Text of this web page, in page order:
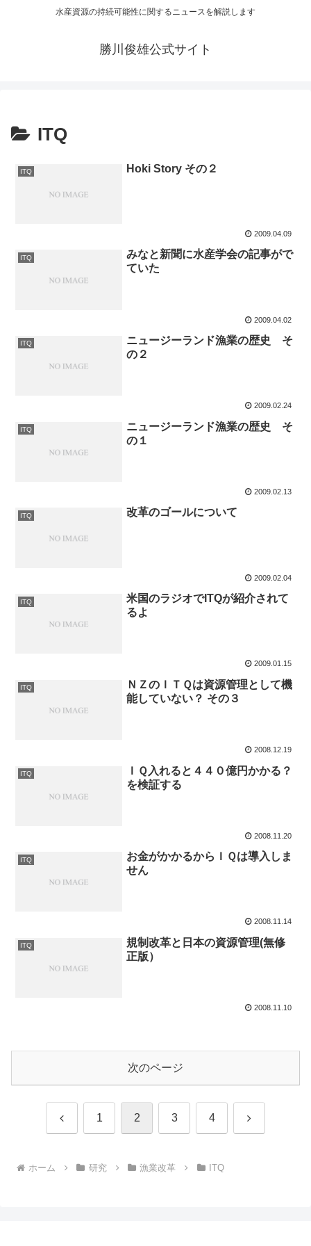
水産資源の持続可能性に関するニュースを解説します
勝川俊雄公式サイト
ITQ
ITQ Hoki Story その２
2009.04.09
ITQ
みなと新聞に水産学会の記事がで
ていた
2009.04.02
ITQ
ニュージーランド漁業の歴史 そ
の２
2009.02.24
ITQ
ニュージーランド漁業の歴史 そ
の１
2009.02.13
ITQ 改革のゴールについて
2009.02.04
ITQ
米国のラジオでITQが紹介されて
るよ
2009.01.15
ITQ
ＮＺのＩＴＱは資源管理として機
能していない？ その３
2008.12.19
ITQ
ＩＱ入れると４４０億円かかる？
を検証する
2008.11.20
ITQ
お金がかかるからＩＱは導入しま
せん
2008.11.14
ITQ
規制改革と日本の資源管理(無修
正版）
2008.11.10
次のページ
前 1 2 3 4 次
ホーム 研究 漁業改革 ITQ